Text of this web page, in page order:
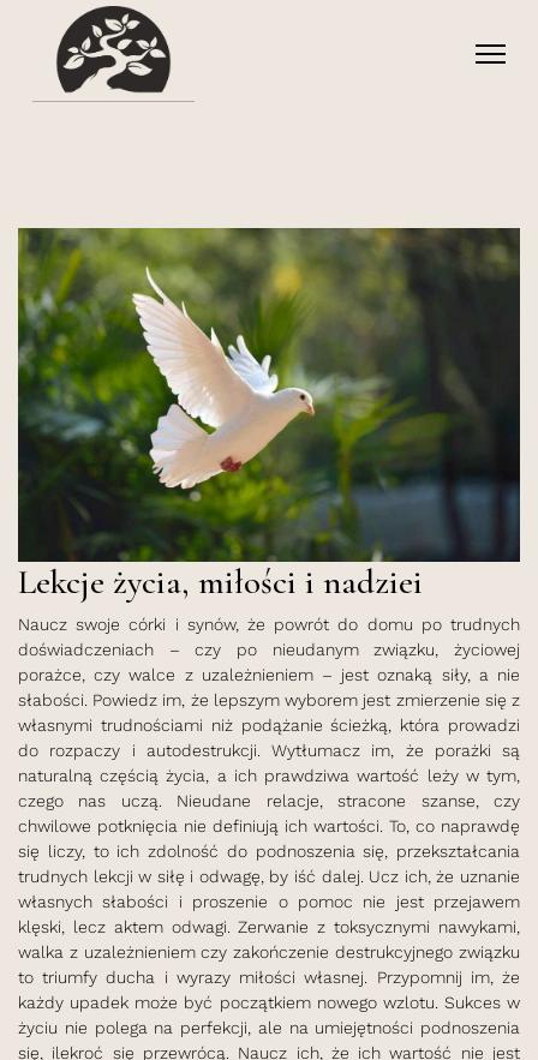
Lekcje życia, miłości i nadziei
Naucz swoje córki i synów, że powrót do domu po trudnych
doświadczeniach – czy po nieudanym związku, życiowej
porażce, czy walce z uzależnieniem – jest oznaką siły, a nie
słabości. Powiedz im, że lepszym wyborem jest zmierzenie się z
własnymi trudnościami niż podążanie ścieżką, która prowadzi
do rozpaczy i autodestrukcji. Wytłumacz im, że porażki są
naturalną częścią życia, a ich prawdziwa wartość leży w tym,
czego nas uczą. Nieudane relacje, stracone szanse, czy
chwilowe potknięcia nie definiują ich wartości. To, co naprawdę
się liczy, to ich zdolność do podnoszenia się, przekształcania
trudnych lekcji w siłę i odwagę, by iść dalej. Ucz ich, że uznanie
własnych słabości i proszenie o pomoc nie jest przejawem
klęski, lecz aktem odwagi. Zerwanie z toksycznymi nawykami,
walka z uzależnieniem czy zakończenie destrukcyjnego związku
to triumfy ducha i wyrazy miłości własnej. Przypomnij im, że
każdy upadek może być początkiem nowego wzlotu. Sukces w
życiu nie polega na perfekcji, ale na umiejętności podnoszenia
się, ilekroć się przewrócą. Naucz ich, że ich wartość nie jest